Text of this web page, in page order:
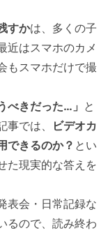
すかは、多くの子
近はスマホのカメ
もスマホだけで撮
べきだった…」 と
では、
ビデオカ
できるのか？ とい
た現実的な答えを
表会・日常記録な
るので、読み終わ